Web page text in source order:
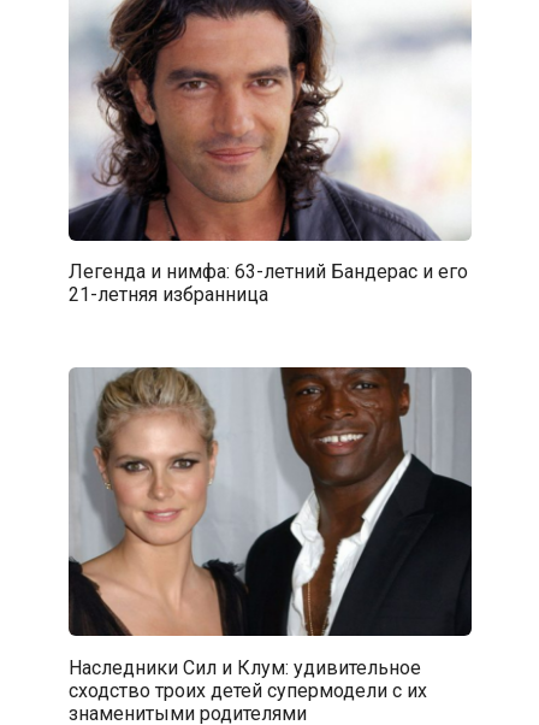
Легенда и нимфа: 63-летний Бандерас и его
21-летняя избранница
Наследники Сил и Клум: удивительное
сходство троих детей супермодели с их
знаменитыми родителями